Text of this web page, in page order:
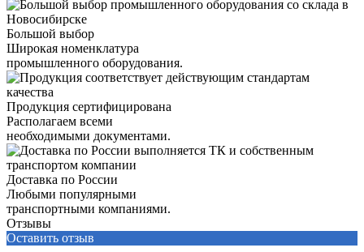
Большой выбор
Широкая номенклатура
промышленного оборудования.
Продукция сертифицирована
Располагаем всеми
необходимыми документами.
Доставка по России
Любыми популярными
транспортными компаниями.
Отзывы
Оставить отзыв